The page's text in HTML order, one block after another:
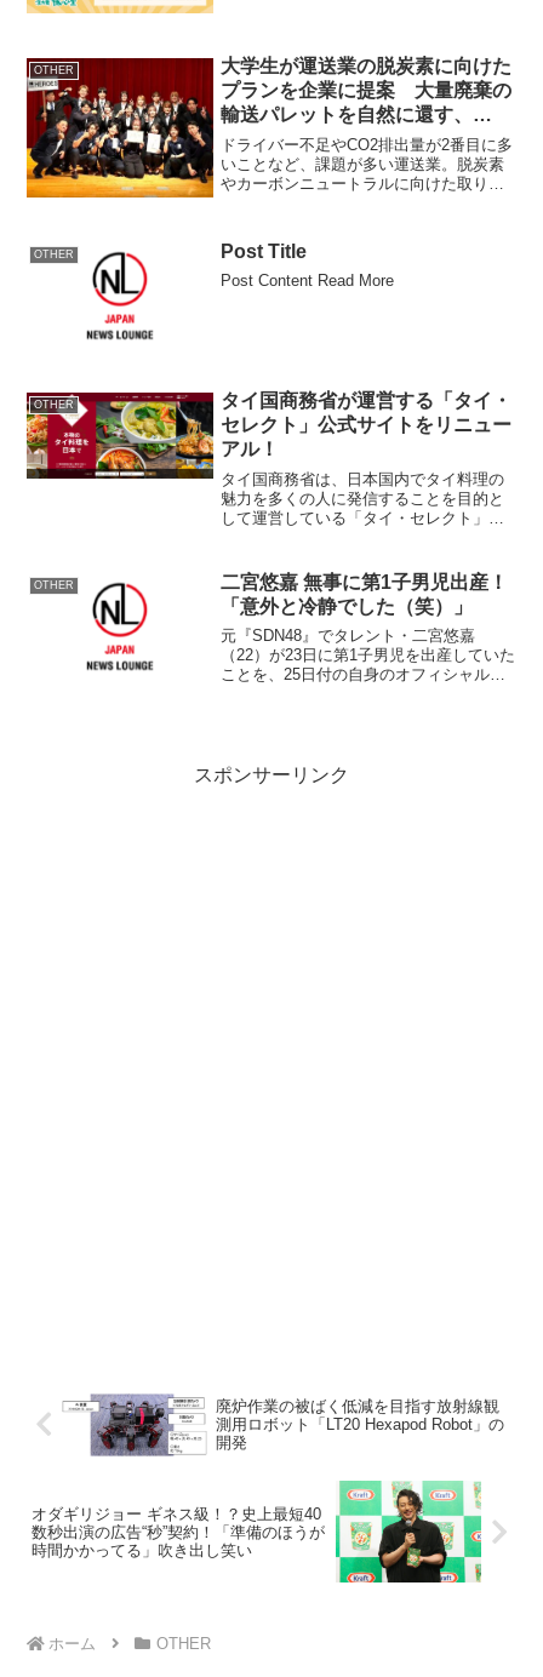
OTHER
大学生が運送業の脱炭素に向けた
プランを企業に提案 大量廃棄の
輸送パレットを自然に還す、
2024年12月7日に報告会
ドライバー不足やCO2排出量が2番目に多
いことなど、課題が多い運送業。脱炭素
やカーボンニュートラルに向けた取り組
締役社長：西尾 史郎)は、脱炭素に向けて
毎年大量に廃棄...
OTHER Post Title
Post Content Read More
OTHER
タイ国商務省が運営する「タイ・
セレクト」公式サイトをリニュー
アル！
タイ国商務省は、日本国内でタイ料理の
魅力を多くの人に発信することを目的と
して運営している「タイ・セレクト」公
トとは】タイ・セレクトは、日本国内に
ある本場のタイ料理を...
OTHER
二宮悠嘉 無事に第1子男児出産！
「意外と冷静でした（笑）」
元『SDN48』でタレント・二宮悠嘉
（22）が23日に第1子男児を出産していた
ことを、25日付の自身のオフィシャルブ
スポンサーリンク
廃炉作業の被ばく低減を目指す放射線観
測用ロボット「LT20 Hexapod Robot」の
開発
オダギリジョー ギネス級！？史上最短40
数秒出演の広告“秒”契約！「準備のほうが
時間かかってる」吹き出し笑い
ホーム OTHER